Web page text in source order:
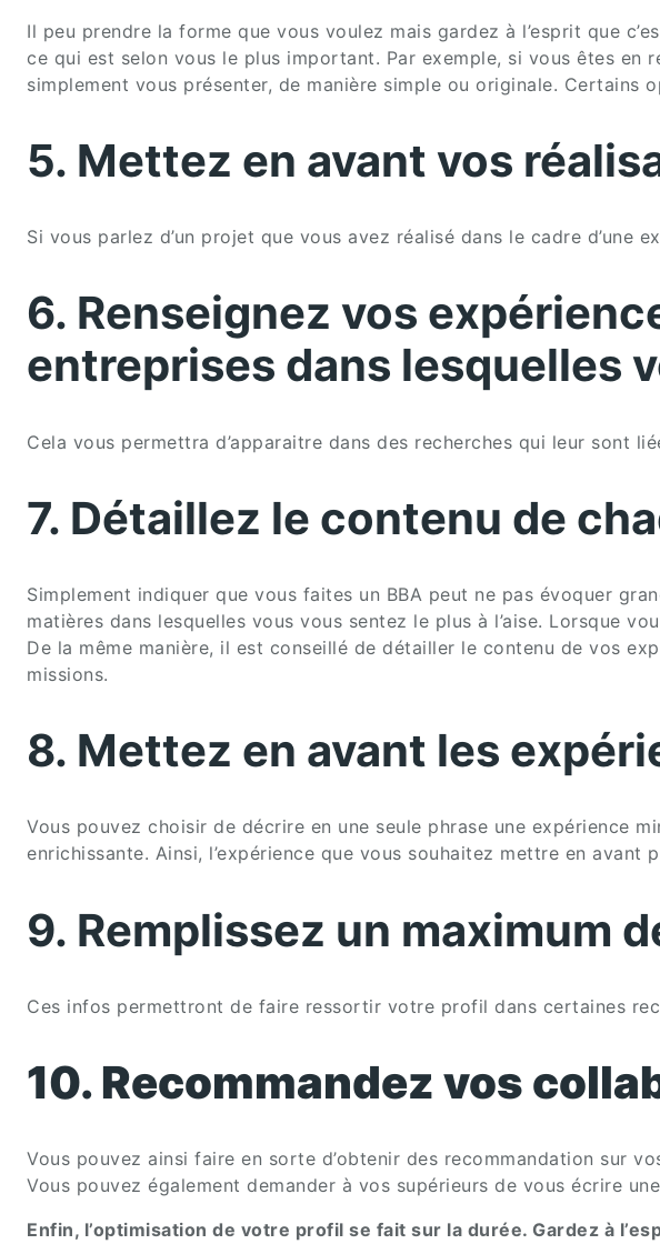
Il peu prendre la forme que vous voulez mais gardez à l’esprit que
ce qui est selon vous le plus important. Par exemple, si vous êtes
simplement vous présenter, de manière simple ou originale. Certains
5. Mettez en avant vos
Si vous parlez d’un projet que vous avez réalisé dans le cadre d’une
6. Renseignez vos
entreprises dans lesquelles
Cela vous permettra d’apparaitre dans des recherches qui leur sont
7. Détaillez le contenu de
Simplement indiquer que vous faites un BBA peut ne pas évoquer
matières dans lesquelles vous vous sentez le plus à l’aise. Lorsque
De la même manière, il est conseillé de détailler le contenu de vos
missions.
8. Mettez en avant les
Vous pouvez choisir de décrire en une seule phrase une expérience
enrichissante. Ainsi, l’expérience que vous souhaitez mettre en
9. Remplissez un maximum
Ces infos permettront de faire ressortir votre profil dans certaines
10. Recommandez vos
Vous pouvez ainsi faire en sorte d’obtenir des recommandation sur
Vous pouvez également demander à vos supérieurs de vous écrire
Enfin, l’optimisation de votre profil se fait sur la durée. Gardez à